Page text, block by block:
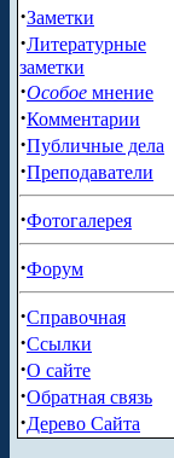
·Заметки
·Литературные
заметки
·Особое мнение
·Комментарии
·Публичные дела
·Преподаватели
·Фотогалерея
·Форум
·Справочная
·Ссылки
·О сайте
·Обратная связь
·Дерево Сайта